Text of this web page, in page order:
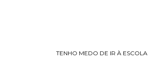
TENHO MEDO DE IR À ESCOLA